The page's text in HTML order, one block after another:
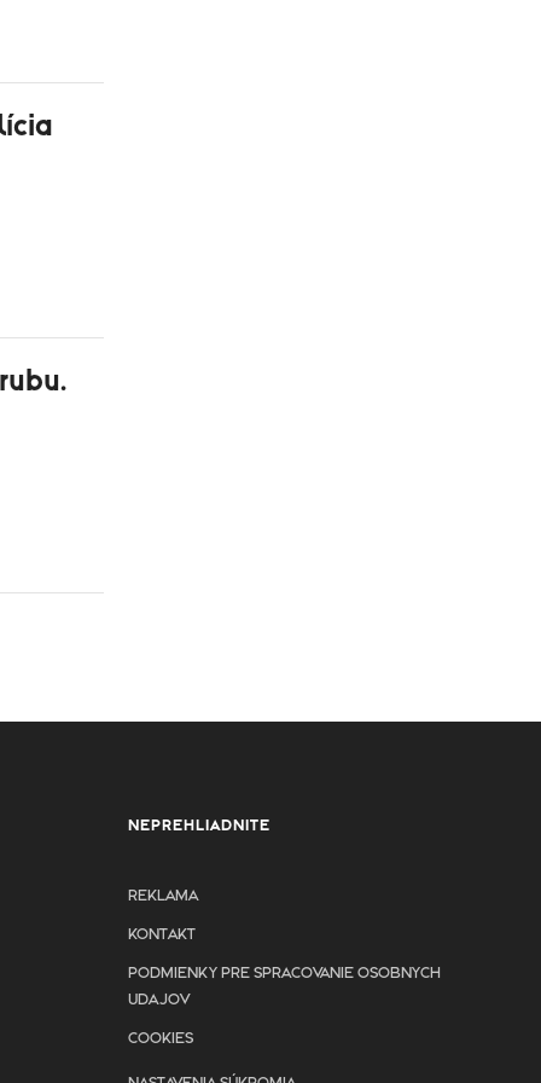
NEPREHLIADNITE
REKLAMA
KONTAKT
PODMIENKY PRE SPRACOVANIE OSOBNYCH
UDAJOV
COOKIES